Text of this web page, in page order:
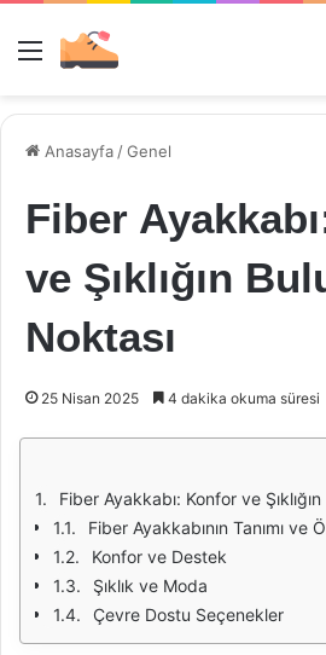
Menü
Anasayfa /Genel
Fiber
ve Şıklığın
Noktası
25 Nisan 2025 4 dakika okuma süresi
Fiber Ayakkabı: Konfor ve
Fiber Ayakkabının Tanımı ve
Konfor ve Destek
Şıklık ve Moda
Çevre Dostu Seçenekler